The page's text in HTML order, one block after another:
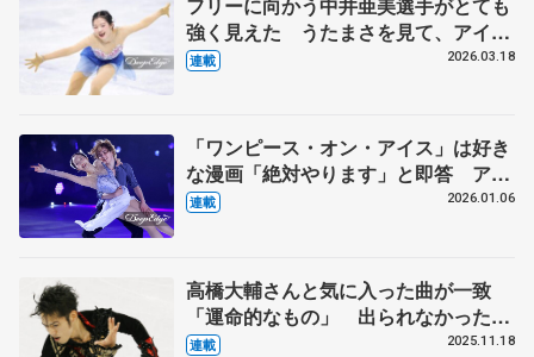
強く見えた うたまさを見て、アイス
ダンスをやる選手が出てきてほしい
連載 2026.03.18
「ワンピース・オン・アイス」は好き
な漫画「絶対やります」と即答 アイ
スショーはお客さんがメイン、純粋に
連載 2026.01.06
高橋大輔さんと気に入った曲が一致
「運命的なもの」 出られなかったオ
リンピックに連れて行ってもらった
連載 2025.11.18